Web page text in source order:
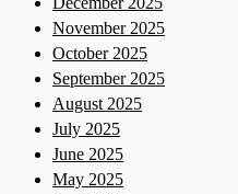
November 2025
October 2025
September 2025
August 2025
July 2025
June 2025
May 2025